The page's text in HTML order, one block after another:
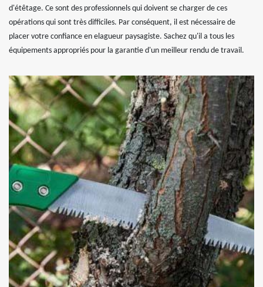
d'étêtage. Ce sont des professionnels qui doivent se charger de ces
opérations qui sont très difficiles. Par conséquent, il est nécessaire de
placer votre confiance en elagueur paysagiste. Sachez qu'il a tous les
équipements appropriés pour la garantie d'un meilleur rendu de travail.